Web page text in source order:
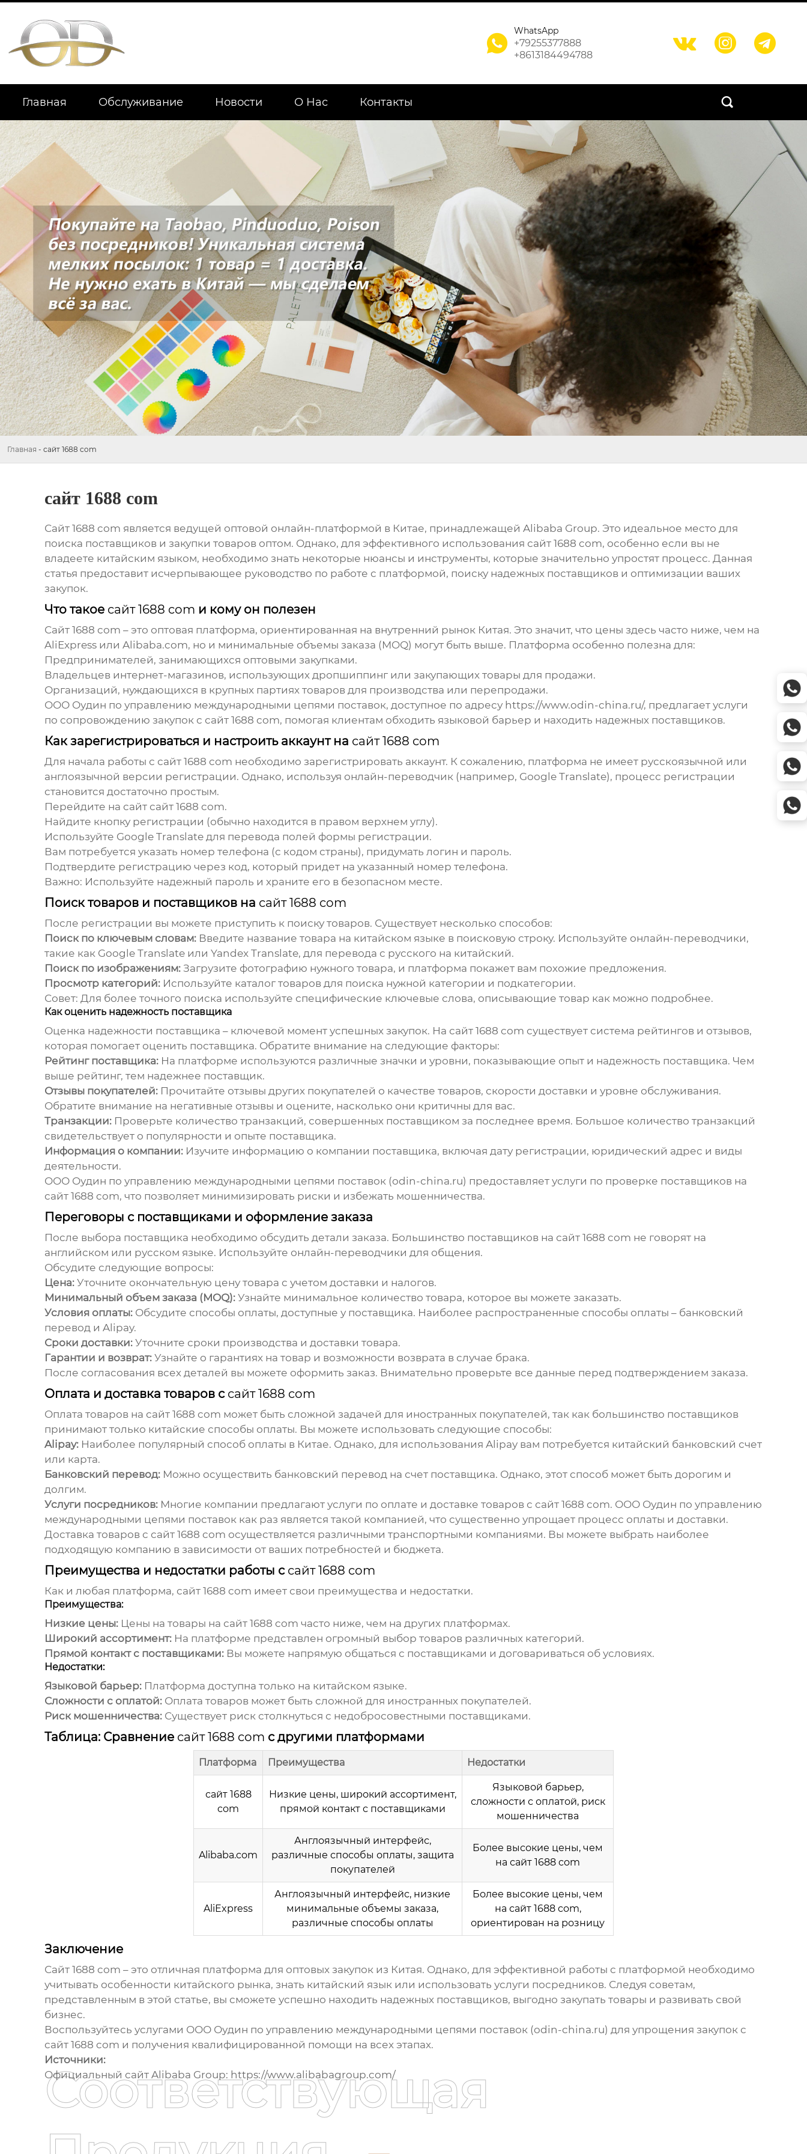

WhatsApp
+79255377888
+8613184494788
  
Главная Обслуживание Новости О Нас Контакты 
Главная - сайт 1688 com
сайт 1688 com
Сайт 1688 com является ведущей оптовой онлайн-платформой в Китае, принадлежащей Alibaba Group. Это идеальное место для
поиска поставщиков и закупки товаров оптом. Однако, для эффективного использования сайт 1688 com, особенно если вы не
владеете китайским языком, необходимо знать некоторые нюансы и инструменты, которые значительно упростят процесс. Данная
статья предоставит исчерпывающее руководство по работе с платформой, поиску надежных поставщиков и оптимизации ваших
закупок.
Что такое сайт 1688 com и кому он полезен
Сайт 1688 com – это оптовая платформа, ориентированная на внутренний рынок Китая. Это значит, что цены здесь часто ниже, чем на
AliExpress или Alibaba.com, но и минимальные объемы заказа (MOQ) могут быть выше. Платформа особенно полезна для:
Предпринимателей, занимающихся оптовыми закупками.
Владельцев интернет-магазинов, использующих дропшиппинг или закупающих товары для продажи.
Организаций, нуждающихся в крупных партиях товаров для производства или перепродажи.
ООО Оудин по управлению международными цепями поставок, доступное по адресу https://www.odin-china.ru/, предлагает услуги
по сопровождению закупок с сайт 1688 com, помогая клиентам обходить языковой барьер и находить надежных поставщиков.
Как зарегистрироваться и настроить аккаунт на сайт 1688 com
Для начала работы с сайт 1688 com необходимо зарегистрировать аккаунт. К сожалению, платформа не имеет русскоязычной или
англоязычной версии регистрации. Однако, используя онлайн-переводчик (например, Google Translate), процесс регистрации
становится достаточно простым.
Перейдите на сайт сайт 1688 com.
Найдите кнопку регистрации (обычно находится в правом верхнем углу).
Используйте Google Translate для перевода полей формы регистрации.
Вам потребуется указать номер телефона (с кодом страны), придумать логин и пароль.
Подтвердите регистрацию через код, который придет на указанный номер телефона.
Важно: Используйте надежный пароль и храните его в безопасном месте.
Поиск товаров и поставщиков на сайт 1688 com
После регистрации вы можете приступить к поиску товаров. Существует несколько способов:
Поиск по ключевым словам:Введите название товара на китайском языке в поисковую строку. Используйте онлайн-переводчики,
такие как Google Translate или Yandex Translate, для перевода с русского на китайский.
Поиск по изображениям:Загрузите фотографию нужного товара, и платформа покажет вам похожие предложения.
Просмотр категорий:Используйте каталог товаров для поиска нужной категории и подкатегории.
Совет: Для более точного поиска используйте специфические ключевые слова, описывающие товар как можно подробнее.
Как оценить надежность поставщика
Оценка надежности поставщика – ключевой момент успешных закупок. На сайт 1688 com существует система рейтингов и отзывов,
которая помогает оценить поставщика. Обратите внимание на следующие факторы:
Рейтинг поставщика:На платформе используются различные значки и уровни, показывающие опыт и надежность поставщика. Чем
выше рейтинг, тем надежнее поставщик.
Отзывы покупателей:Прочитайте отзывы других покупателей о качестве товаров, скорости доставки и уровне обслуживания.
Обратите внимание на негативные отзывы и оцените, насколько они критичны для вас.
Транзакции:Проверьте количество транзакций, совершенных поставщиком за последнее время. Большое количество транзакций
свидетельствует о популярности и опыте поставщика.
Информация о компании:Изучите информацию о компании поставщика, включая дату регистрации, юридический адрес и виды
деятельности.
ООО Оудин по управлению международными цепями поставок (odin-china.ru) предоставляет услуги по проверке поставщиков на
сайт 1688 com, что позволяет минимизировать риски и избежать мошенничества.
Переговоры с поставщиками и оформление заказа
После выбора поставщика необходимо обсудить детали заказа. Большинство поставщиков на сайт 1688 com не говорят на
английском или русском языке. Используйте онлайн-переводчики для общения.
Обсудите следующие вопросы:
Цена:Уточните окончательную цену товара с учетом доставки и налогов.
Минимальный объем заказа (MOQ):Узнайте минимальное количество товара, которое вы можете заказать.
Условия оплаты:Обсудите способы оплаты, доступные у поставщика. Наиболее распространенные способы оплаты – банковский
перевод и Alipay.
Сроки доставки:Уточните сроки производства и доставки товара.
Гарантии и возврат:Узнайте о гарантиях на товар и возможности возврата в случае брака.
После согласования всех деталей вы можете оформить заказ. Внимательно проверьте все данные перед подтверждением заказа.
Оплата и доставка товаров с сайт 1688 com
Оплата товаров на сайт 1688 com может быть сложной задачей для иностранных покупателей, так как большинство поставщиков
принимают только китайские способы оплаты. Вы можете использовать следующие способы:
Alipay:Наиболее популярный способ оплаты в Китае. Однако, для использования Alipay вам потребуется китайский банковский счет
или карта.
Банковский перевод:Можно осуществить банковский перевод на счет поставщика. Однако, этот способ может быть дорогим и
долгим.
Услуги посредников:Многие компании предлагают услуги по оплате и доставке товаров с сайт 1688 com. ООО Оудин по управлению
международными цепями поставок как раз является такой компанией, что существенно упрощает процесс оплаты и доставки.
Доставка товаров с сайт 1688 com осуществляется различными транспортными компаниями. Вы можете выбрать наиболее
подходящую компанию в зависимости от ваших потребностей и бюджета.
Преимущества и недостатки работы с сайт 1688 com
Как и любая платформа, сайт 1688 com имеет свои преимущества и недостатки.
Преимущества:
Низкие цены:Цены на товары на сайт 1688 com часто ниже, чем на других платформах.
Широкий ассортимент:На платформе представлен огромный выбор товаров различных категорий.
Прямой контакт с поставщиками:Вы можете напрямую общаться с поставщиками и договариваться об условиях.
Недостатки:
Языковой барьер:Платформа доступна только на китайском языке.
Сложности с оплатой:Оплата товаров может быть сложной для иностранных покупателей.
Риск мошенничества:Существует риск столкнуться с недобросовестными поставщиками.
Таблица: Сравнение сайт 1688 com с другими платформами
Платформа Преимущества Недостатки
сайт 1688
com
Низкие цены, широкий ассортимент,
прямой контакт с поставщиками
Языковой барьер,
сложности с оплатой, риск
мошенничества
Alibaba.com
Англоязычный интерфейс,
различные способы оплаты, защита
покупателей
Более высокие цены, чем
на сайт 1688 com
AliExpress
Англоязычный интерфейс, низкие
минимальные объемы заказа,
различные способы оплаты
Более высокие цены, чем
на сайт 1688 com,
ориентирован на розницу
Заключение
Сайт 1688 com – это отличная платформа для оптовых закупок из Китая. Однако, для эффективной работы с платформой необходимо
учитывать особенности китайского рынка, знать китайский язык или использовать услуги посредников. Следуя советам,
представленным в этой статье, вы сможете успешно находить надежных поставщиков, выгодно закупать товары и развивать свой
бизнес.
Воспользуйтесь услугами ООО Оудин по управлению международными цепями поставок (odin-china.ru) для упрощения закупок с
сайт 1688 com и получения квалифицированной помощи на всех этапах.
Источники:
Официальный сайт Alibaba Group: https://www.alibabagroup.com/
Соответствующая